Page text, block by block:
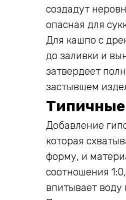
создадут
опасная для
Для кашпо с
до заливки и
затвердеет
застывшем
Типичные
Добавление
которая
форму, и
соотношения
впитывает воду